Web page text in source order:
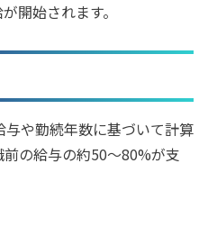
開始されます。
や勤続年数に基づいて計算
の給与の約50〜80%が支